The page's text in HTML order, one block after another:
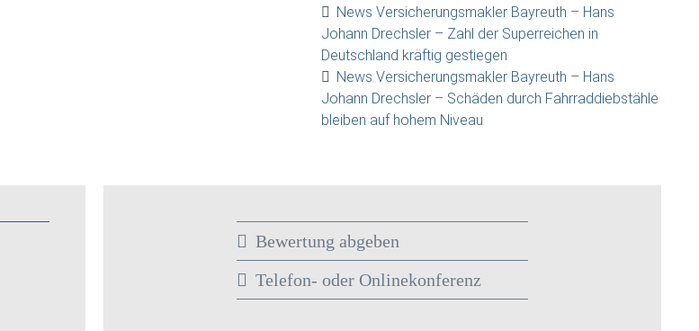
News Versicherungsmakler Bayreuth – Hans
Johann Drechsler – Zahl der Superreichen in
Deutschland kräftig gestiegen
News Versicherungsmakler Bayreuth – Hans
Johann Drechsler – Schäden durch Fahrraddiebstähle
bleiben auf hohem Niveau
Bewertung abgeben
Telefon- oder Onlinekonferenz